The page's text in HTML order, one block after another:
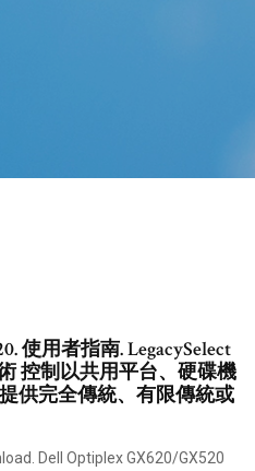
用者指南. LegacySelect
控制以共用平台、硬碟機
供完全傳統、有限傳統或
Dell Optiplex GX620/GX520